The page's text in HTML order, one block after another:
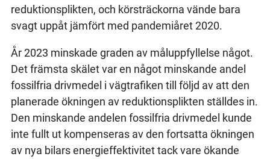
reduktionsplikten, och körsträckorna vände bara
svagt uppåt jämfört med pandemiåret 2020.
År 2023 minskade graden av måluppfyllelse något.
Det främsta skälet var en något minskande andel
fossilfria drivmedel i vägtrafiken till följd av att den
planerade ökningen av reduktionsplikten ställdes in.
Den minskande andelen fossilfria drivmedel kunde
inte fullt ut kompenseras av den fortsatta ökningen
av nya bilars energieffektivitet tack vare ökande